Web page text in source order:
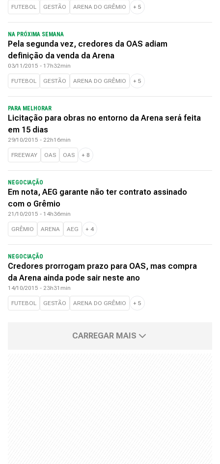
FUTEBOL GESTÃO ARENA DO GRÊMIO + 5
NA PRÓXIMA SEMANA
Pela segunda vez, credores da OAS adiam
definição da venda da Arena
03/11/2015 - 17h32min
FUTEBOL GESTÃO ARENA DO GRÊMIO + 5
PARA MELHORAR
Licitação para obras no entorno da Arena será feita
em 15 dias
29/10/2015 - 22h16min
FREEWAY OAS OAS + 8
NEGOCIAÇÃO
Em nota, AEG garante não ter contrato assinado
com o Grêmio
21/10/2015 - 14h36min
GRÊMIO ARENA AEG + 4
NEGOCIAÇÃO
Credores prorrogam prazo para OAS, mas compra
da Arena ainda pode sair neste ano
14/10/2015 - 23h31min
FUTEBOL GESTÃO ARENA DO GRÊMIO + 5
CARREGAR MAIS